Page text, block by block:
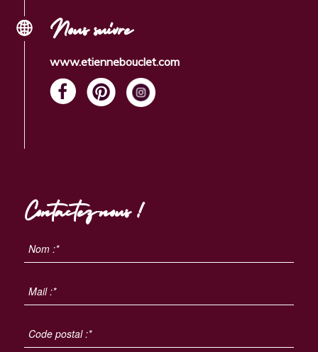
Nous suivre
www.etiennebouclet.com
Contactez-nous !